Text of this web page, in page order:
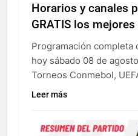
Horarios y canales
GRATIS los
Programación completa
hoy sábado 08 de
Torneos Conmebol,
Leer más